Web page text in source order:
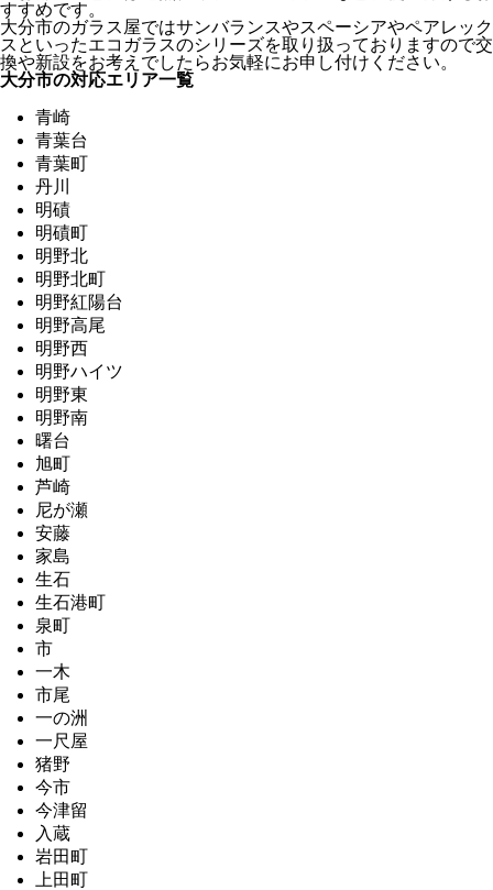
すすめです。
大分市のガラス屋ではサンバランスやスペーシアやペアレック
スといったエコガラスのシリーズを取り扱っておりますので交
換や新設をお考えでしたらお気軽にお申し付けください。
大分市の対応エリア一覧
青崎
青葉台
青葉町
丹川
明磧
明磧町
明野北
明野北町
明野紅陽台
明野高尾
明野西
明野ハイツ
明野東
明野南
曙台
旭町
芦崎
尼が瀬
安藤
家島
生石
生石港町
泉町
市
一木
市尾
一の洲
一尺屋
猪野
今市
今津留
入蔵
岩田町
上田町